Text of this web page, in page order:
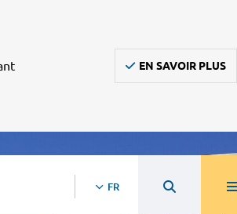
EN SAVOIR PLUS
FR